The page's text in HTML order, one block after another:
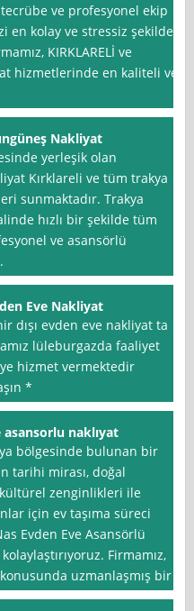
ve profesyonel ekip
en kolay ve stressiz şekilde
KIRKLARELİ ve
hizmetlerinde en kaliteli ve
Nakliyat
yerleşik olan
Kırklareli ve tüm trakya
sunmaktadır. Trakya
hızlı bir şekilde tüm
ve asansörlü
Eve Nakliyat
dışı evden eve nakliyat ta
lüleburgazda faaliyet
hizmet vermektedir
*
asansorlu naklıyat
bölgesinde bulunan bir
tarihi mirası, doğal
zenginlikleri ile
için ev taşıma süreci
Evden Eve Asansörlü
Firmamız,
uzmanlaşmış bir